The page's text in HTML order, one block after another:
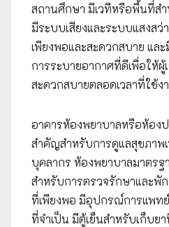
สถานศึกษา มีเวทีหรือพื้นที่สำ
มีระบบเสียงและระบบแสงส
เพียงพอและสะดวกสบาย แล
การระบายอากาศที่ดีเพื่อให้
สะดวกสบายตลอดเวลาที่ใช้ง
อาคารห้องพยาบาลหรือห้อง
สำคัญสำหรับการดูแลสุขภาพ
บุคลากร ห้องพยาบาลมาตร
สำหรับการตรวจรักษาและพั
ที่เพียงพอ มีอุปกรณ์การแพท
ที่จำเป็น มีตู้เย็นสำหรับเก็บ